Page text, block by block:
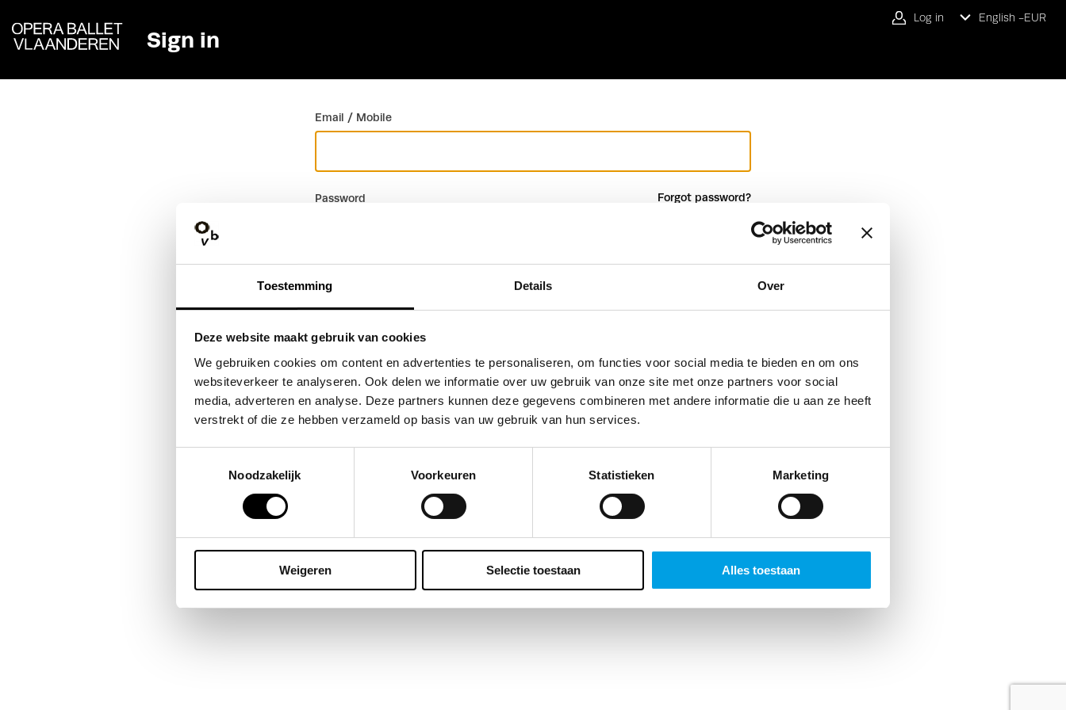
Toestemming Details Over
Deze website maakt gebruik van cookies
We gebruiken cookies om content en advertenties te personaliseren, om functies voor social media te bieden en om ons
websiteverkeer te analyseren. Ook delen we informatie over uw gebruik van onze site met onze partners voor social
media, adverteren en analyse. Deze partners kunnen deze gegevens combineren met andere informatie die u aan ze heeft
verstrekt of die ze hebben verzameld op basis van uw gebruik van hun services.
Noodzakelijk
Voorkeuren Statistieken Marketing
Weigeren Selectie toestaan Alles toestaan
Go back
Sign in
Log in English -EUR
Email / Mobile
Password Forgot password?
Beste klant, we vragen zo meteen naar je geboortedatum. Waarom? Enerzijds
omdat ons dat belangrijke inzichten geeft over de leeftijd van ons
publieksbestand maar er zit ook voor jou een bonus aan vast. Wat precies? Dat
blijft een verrassing voor je verjaardag. Vergeet het veld dus niet in te vullen.